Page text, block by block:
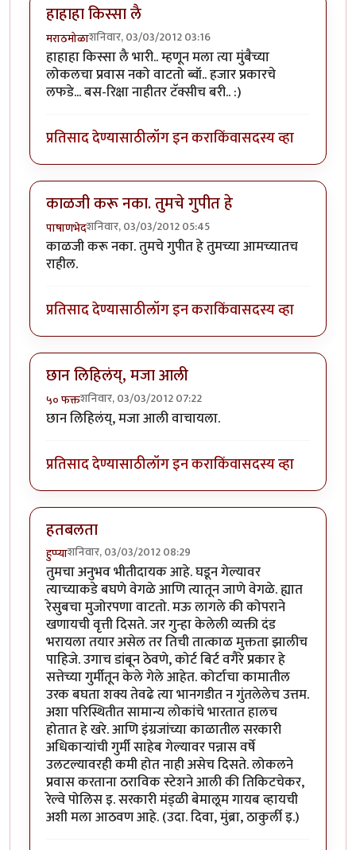
हाहाहा किस्सा लै
मराठमोळाशनिवार, 03/03/2012 03:16
हाहाहा किस्सा लै भारी.. म्हणून मला त्या मुंबैच्या
लोकलचा प्रवास नको वाटतो ब्वॉ.. हजार प्रकारचे
लफडे... बस-रिक्षा नाहीतर टॅक्सीच बरी.. :)
प्रतिसाद देण्यासाठीलॉग इन कराकिंवासदस्य व्हा
काळजी करू नका. तुमचे गुपीत हे
पाषाणभेदशनिवार, 03/03/2012 05:45
काळजी करू नका. तुमचे गुपीत हे तुमच्या आमच्यातच
राहील.
प्रतिसाद देण्यासाठीलॉग इन कराकिंवासदस्य व्हा
छान लिहिलंय्, मजा आली
५० फक्तशनिवार, 03/03/2012 07:22
छान लिहिलंय्, मजा आली वाचायला.
प्रतिसाद देण्यासाठीलॉग इन कराकिंवासदस्य व्हा
हतबलता
हुप्प्याशनिवार, 03/03/2012 08:29
तुमचा अनुभव भीतीदायक आहे. घडून गेल्यावर
त्याच्याकडे बघणे वेगळे आणि त्यातून जाणे वेगळे. ह्यात
रेसुबचा मुजोरपणा वाटतो. मऊ लागले की कोपराने
खणायची वृत्ती दिसते. जर गुन्हा केलेली व्यक्ती दंड
भरायला तयार असेल तर तिची तात्काळ मुक्तता झालीच
पाहिजे. उगाच डांबून ठेवणे, कोर्ट बिर्ट वगैरे प्रकार हे
सत्तेच्या गुर्मीतून केले गेले आहेत. कोर्टाचा कामातील
उरक बघता शक्य तेवढे त्या भानगडीत न गुंतलेलेच उत्तम.
अशा परिस्थितीत सामान्य लोकांचे भारतात हालच
होतात हे खरे. आणि इंग्रजांच्या काळातील सरकारी
अधिकार्‍यांची गुर्मी साहेब गेल्यावर पन्नास वर्षे
उलटल्यावरही कमी होत नाही असेच दिसते. लोकलने
प्रवास करताना ठराविक स्टेशने आली की तिकिटचेकर,
रेल्वे पोलिस इ. सरकारी मंड्ळी बेमालूम गायब व्हायची
अशी मला आठवण आहे. (उदा. दिवा, मुंब्रा, ठाकुर्ली इ.)